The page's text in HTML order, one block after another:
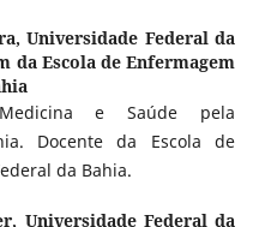
Universidade Federal da
da Escola de Enfermagem
e Saúde pela
Docente da Escola de
da Bahia.
Universidade Federal da